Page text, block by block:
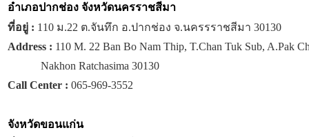
อำเภอปากช่อง จังหวัดนครราชสีมา
ที่อยู่ : 110 ม.22 ต.จันทึก อ.ปากช่อง จ.นครรราชสีมา 30130
Address : 110 M. 22 Ban Bo Nam Thip, T.Chan Tuk Sub, A.Pak
Nakhon Ratchasima 30130
Call Center : 065-969-3552
จังหวัดขอนแก่น